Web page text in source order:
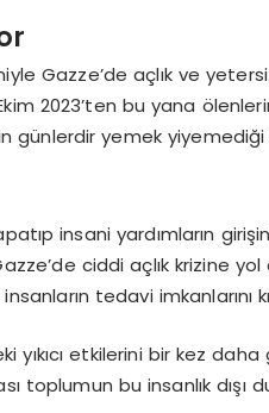
Gazze’de açlık ve
2023’ten bu yana
günlerdir yemek
insani yardımların
ciddi açlık krizine
tedavi imkanlarını
yıkıcı etkilerini bir kez
toplumun bu insanlık